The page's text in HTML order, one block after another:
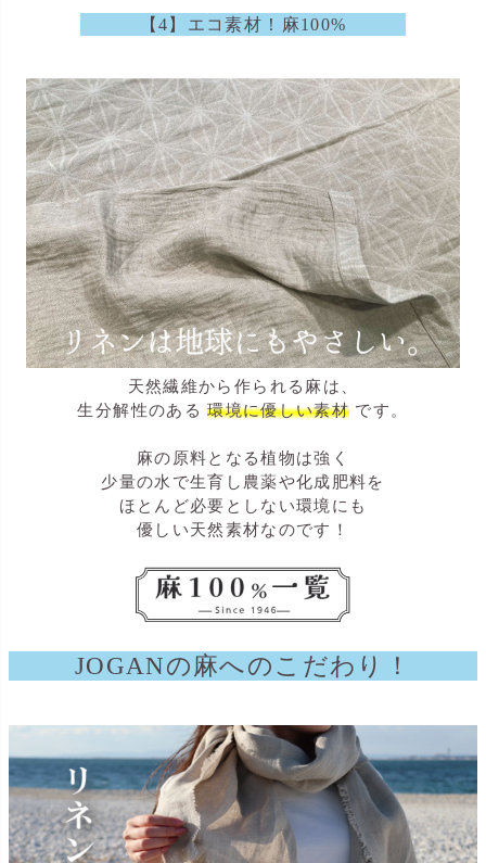
【4】エコ素材！麻100%
天然繊維から作られる麻は、
生分解性のある 環境に優しい素材 です。
麻の原料となる植物は強く
少量の水で生育し農薬や化成肥料を
ほとんど必要としない環境にも
優しい天然素材なのです！
JOGANの麻へのこだわり！